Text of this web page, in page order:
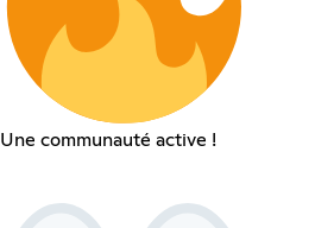
Une communauté active !